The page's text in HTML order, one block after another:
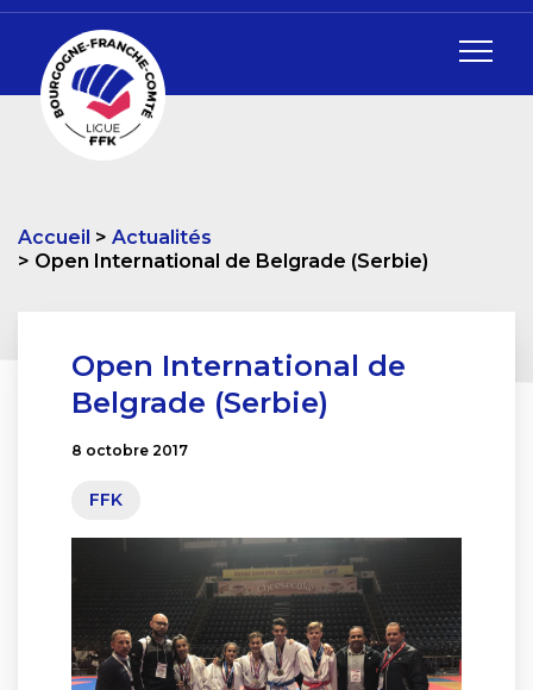
Accueil
Actualités
Open International de Belgrade (Serbie)
Open International de
Belgrade (Serbie)
8 octobre 2017
FFK